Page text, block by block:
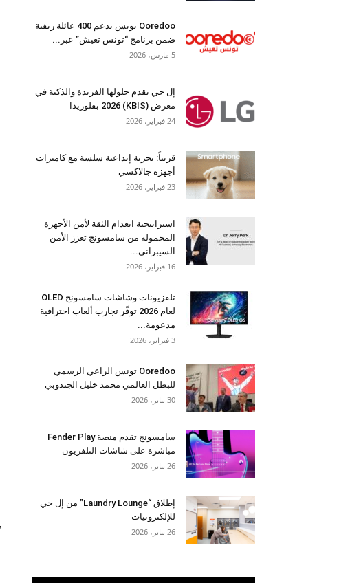
Ooredoo تونس تدعم 400 عائلة ريفية
ضمن برنامج “تونس تعيش” عبر...
5 مارس، 2026
إل جي تقدم حلولها الفريدة والذكية في
معرض (KBIS) 2026 بفلوريدا
24 فبراير، 2026
قريباً: تجربة إبداعية سلسة مع كاميرات
أجهزة جالاكسي
23 فبراير، 2026
استراتيجية انعدام الثقة لأمن الأجهزة
المحمولة من سامسونج تعزز الأمن
السيبراني...
16 فبراير، 2026
تلفزيونات وشاشات سامسونج OLED
لعام 2026 توفّر تجارب ألعاب احترافية
مدعومة...
3 فبراير، 2026
Ooredoo تونس الراعي الرسمي
للبطل العالمي محمد خليل الجندوبي
30 يناير، 2026
سامسونج تقدم منصة Fender Play
مباشرة على شاشات التلفزيون
26 يناير، 2026
إطلاق “Laundry Lounge” من إل جي
للإلكترونيات
26 يناير، 2026